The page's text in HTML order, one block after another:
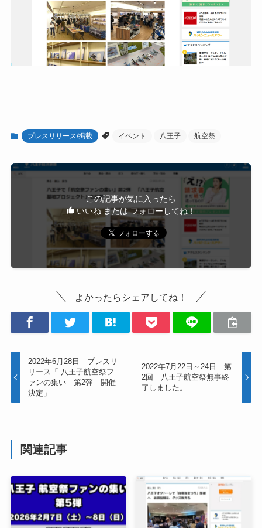
プレスリリース/掲載 イベント 八王子 航空祭
この記事が気に入ったら
いいね または フォローしてね！
よかったらシェアしてね！
2022年6月28日 プレスリ
リース「 八王子航空祭フ
ァンの集い 第2弾 開催
決定」
2022年7月22日～24日 第
2回 八王子航空祭無事終
了しました。
関連記事